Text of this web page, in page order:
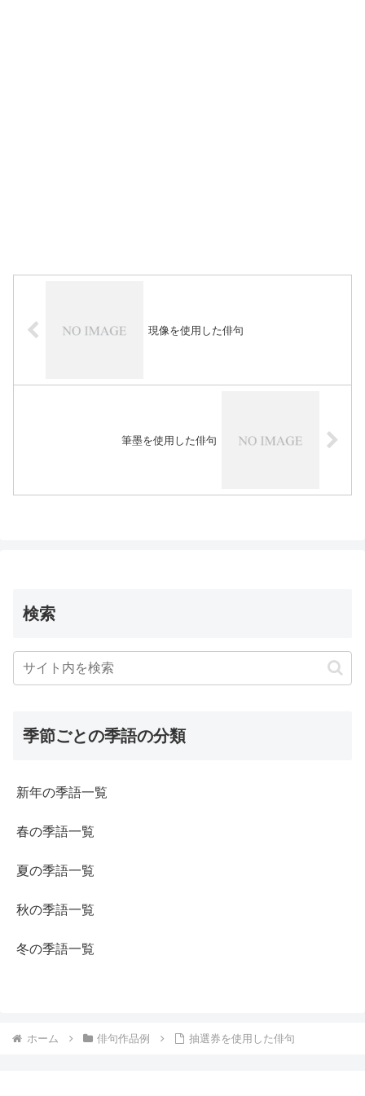
現像を使用した俳句
筆墨を使用した俳句
検索
季節ごとの季語の分類
新年の季語一覧
春の季語一覧
夏の季語一覧
秋の季語一覧
冬の季語一覧
ホーム 俳句作品例 抽選券を使用した俳句